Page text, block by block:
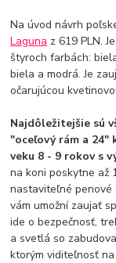
Na úvod návrh
Laguna z 619 PLN.
štyroch farbách:
biela a modrá. Je
očarujúcou
Najdôležitejšie sú
"oceľový rám a 24"
veku 8 - 9 rokov s
na koni poskytne až
nastaviteľné
vám umožní zaujať
ide o bezpečnosť,
a svetlá so
ktorým viditeľnosť